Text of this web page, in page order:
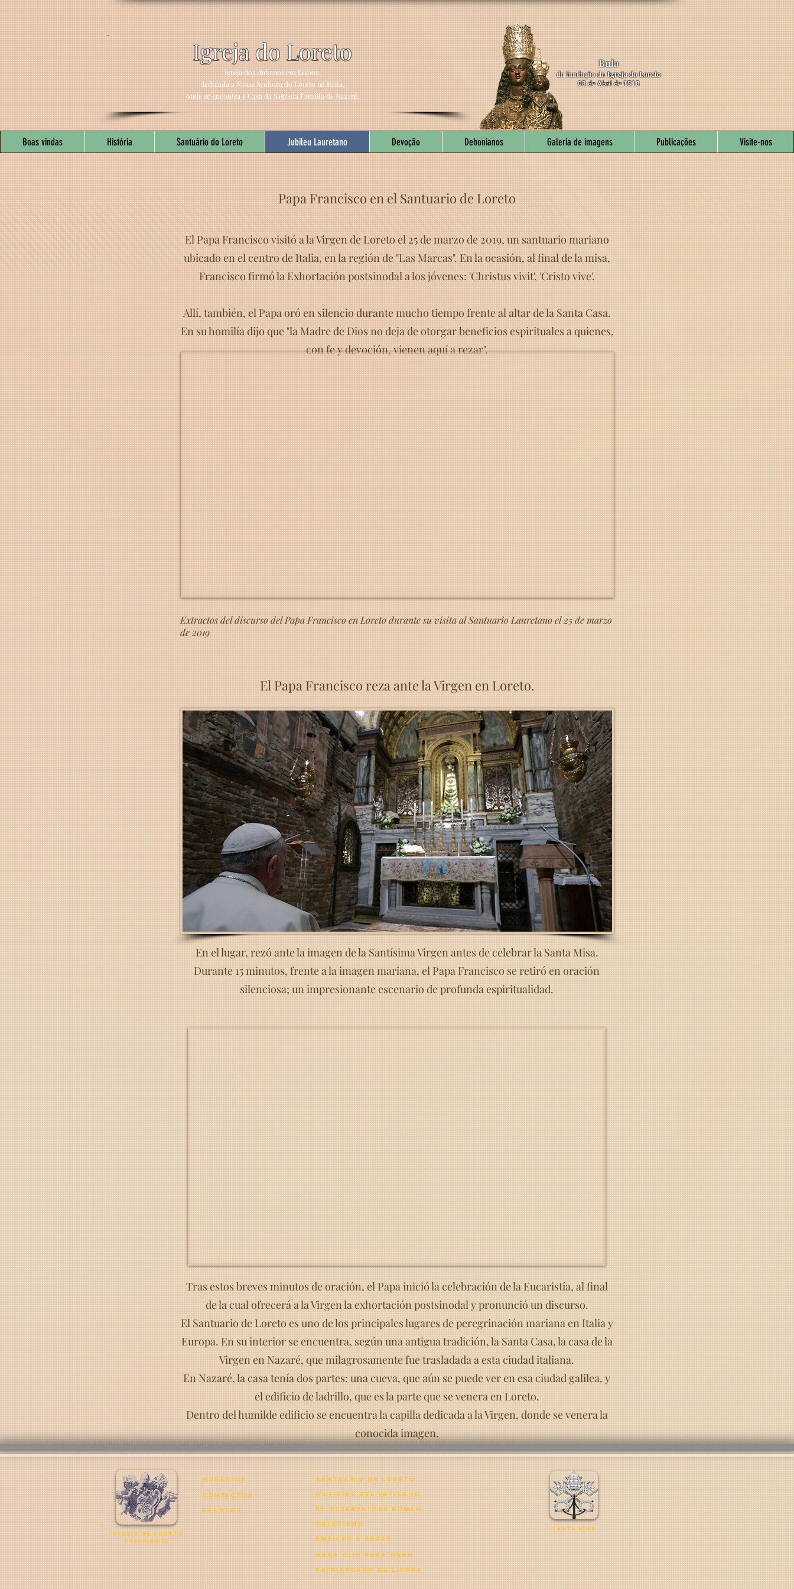
Igreja do Loreto
Igreja dos italianos em Lisboa,
dedicada a Nossa Senhora do Loreto na Itália,
onde se encontra a Casa da Sagrada Família de Nazaré.
Bula
da fundação da Igreja do Loreto
08 de Abril de 1518
Boas vindas História Santuário do Loreto Jubileu Lauretano Devoção Dehonianos Galeria de imagens Publicações Visite-nos
Papa Francisco en el Santuario de Loreto
El Papa Francisco visitó a la Virgen de Loreto el 25 de marzo de 2019, un santuario mariano
ubicado en el centro de Italia, en la región de "Las Marcas". En la ocasión, al final de la misa,
Francisco firmó la Exhortación postsinodal a los jóvenes: 'Christus vivit', 'Cristo vive'.
Allí, también, el Papa oró en silencio durante mucho tiempo frente al altar de la Santa Casa.
En su homilía dijo que "la Madre de Dios no deja de otorgar beneficios espirituales a quienes,
con fe y devoción, vienen aquí a rezar".
Extractos del discurso del Papa Francisco en Loreto durante su visita al Santuario Lauretano el 25 de marzo
de 2019
El Papa Francisco reza ante la Virgen en Loreto.
En el lugar, rezó ante la imagen de la Santísima Virgen antes de celebrar la Santa Misa.
Durante 15 minutos, frente a la imagen mariana, el Papa Francisco se retiró en oración
silenciosa; un impresionante escenario de profunda espiritualidad.
Tras estos breves minutos de oración, el Papa inició la celebración de la Eucaristía, al final
de la cual ofrecerá a la Virgen la exhortación postsinodal y pronunció un discurso.
El Santuario de Loreto es uno de los principales lugares de peregrinación mariana en Italia y
Europa. En su interior se encuentra, según una antigua tradición, la Santa Casa, la casa de la
Virgen en Nazaré, que milagrosamente fue trasladada a esta ciudad italiana.
En Nazaré, la casa tenía dos partes: una cueva, que aún se puede ver en esa ciudad galilea, y
el edificio de ladrillo, que es la parte que se venera en Loreto.
Dentro del humilde edificio se encuentra la capilla dedicada a la Virgen, donde se venera la
conocida imagen.
iglesia de loreto
expediente
horarios
contactos
eventos
Santuario de Loreto
noticias del vaticano
el osservatore roman
catecismo
empiezo a rezar
haga clic para orar
Patriarcado de Lisboa
Santa Sede